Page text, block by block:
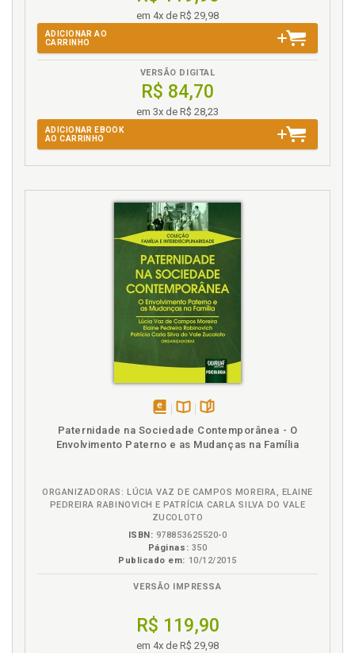
em 4x de R$ 29,98
ADICIONAR AO
CARRINHO
VERSÃO DIGITAL
R$ 84,70
em 3x de R$ 28,23
ADICIONAR EBOOK
AO CARRINHO
disponívelDisponível
Paternidade na Sociedade Contemporânea - O
Envolvimento Paterno e as Mudanças na Família
ORGANIZADORAS: LÚCIA VAZ DE CAMPOS MOREIRA, ELAINE
PEDREIRA RABINOVICH E PATRÍCIA CARLA SILVA DO VALE
ZUCOLOTO
ISBN: 978853625520-0
Páginas: 350
Publicado em: 10/12/2015
VERSÃO IMPRESSA
R$ 119,90
em 4x de R$ 29,98